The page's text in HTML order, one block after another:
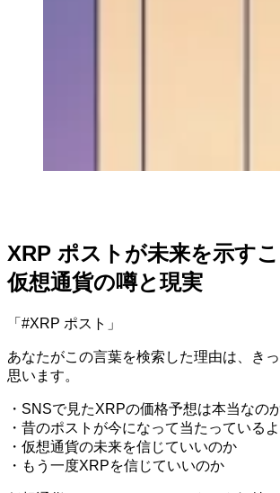
XRP ポストが未来を示す
仮想通貨の噂と現実
「#XRP ポスト」
あなたがこの言葉を検索した理由は、き
思います。
・SNSで見たXRPの価格予想は本当なの
・昔のポストが今になって当たっている
・仮想通貨の未来を信じていいのか
・もう一度XRPを信じていいのか